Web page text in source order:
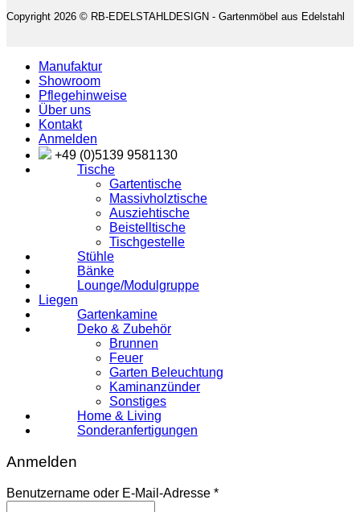
Copyright 2026 © RB-EDELSTAHLDESIGN - Gartenmöbel aus Edelstahl
Manufaktur
Showroom
Pflegehinweise
Über uns
Kontakt
Anmelden
+49 (0)5139 9581130
Tische
Gartentische
Massivholztische
Ausziehtische
Beistelltische
Tischgestelle
Stühle
Bänke
Lounge/Modulgruppe
Liegen
Gartenkamine
Deko & Zubehör
Brunnen
Feuer
Garten Beleuchtung
Kaminanzünder
Sonstiges
Home & Living
Sonderanfertigungen
Anmelden
Benutzername oder E-Mail-Adresse *Erforderlich